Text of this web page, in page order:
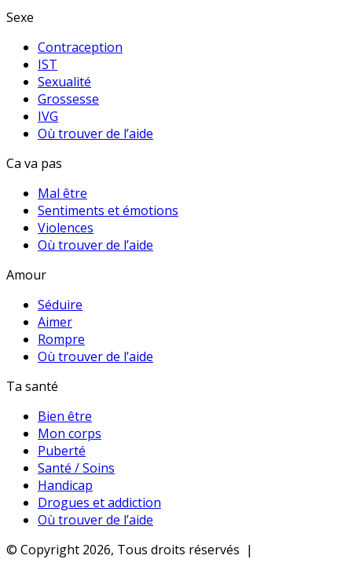
Sexe
Contraception
IST
Sexualité
Grossesse
IVG
Où trouver de l’aide
Ca va pas
Mal être
Sentiments et émotions
Violences
Où trouver de l’aide
Amour
Séduire
Aimer
Rompre
Où trouver de l’aide
Ta santé
Bien être
Mon corps
Puberté
Santé / Soins
Handicap
Drogues et addiction
Où trouver de l’aide
© Copyright 2026, Tous droits réservés |